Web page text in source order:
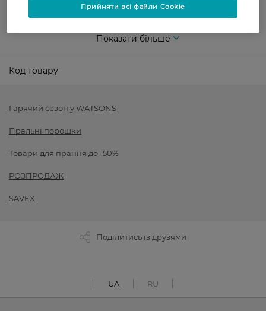
Показати більше
Код товару
Гарячий сезон у WATSONS
Пральні порошки
Товари для прання до -50%
РОЗПРОДАЖ
SAVEX
Поділитись із друзями
UA RU
Прийняти всі файли Cookie